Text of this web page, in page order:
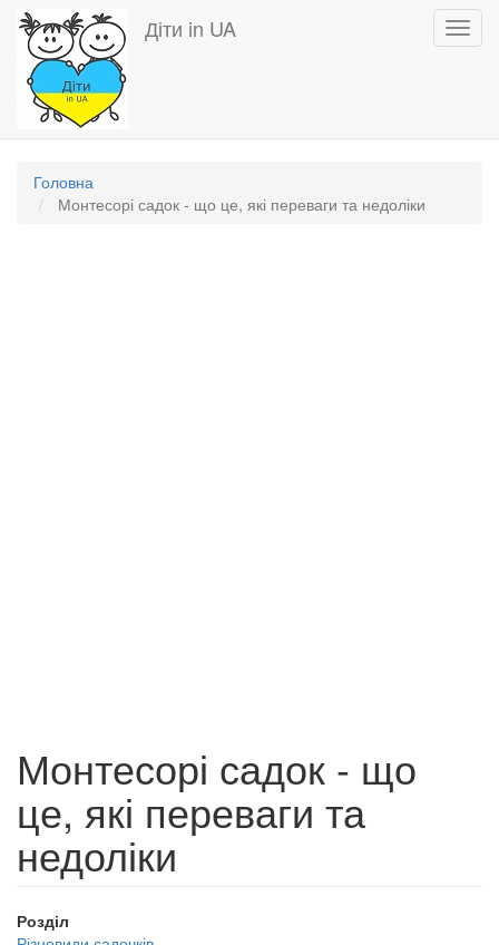
Перейти
основного
вмісту
Діти in UA
Головна
Монтесорі садок - що це, які переваги та недоліки
Монтесорі садок - що
це, які переваги та
недоліки
Розділ